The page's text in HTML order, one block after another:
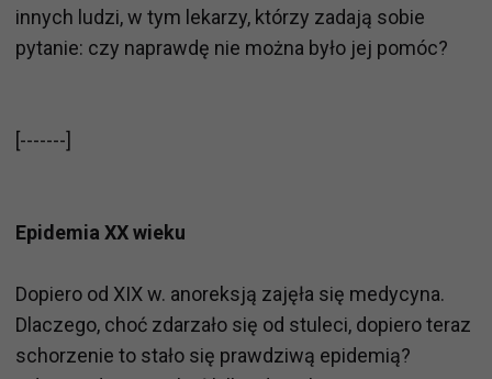
innych ludzi, w tym lekarzy, którzy zadają sobie
pytanie: czy naprawdę nie można było jej pomóc?
[-------]
Epidemia XX wieku
Dopiero od XIX w. anoreksją zajęła się medycyna.
Dlaczego, choć zdarzało się od stuleci, dopiero teraz
schorzenie to stało się prawdziwą epidemią?